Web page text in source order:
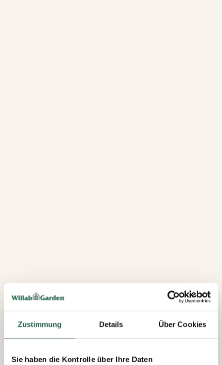
Zustimmung Details Über Cookies
Sie haben die Kontrolle über Ihre Daten